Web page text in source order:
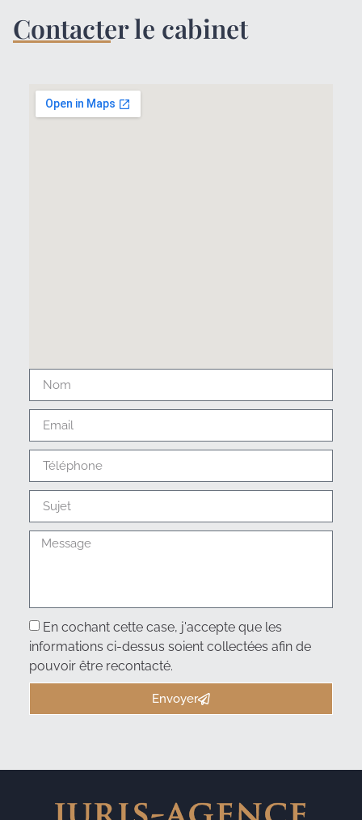
Contacter le cabinet
En cochant cette case, j'accepte que les
informations ci-dessus soient collectées afin de
pouvoir être recontacté.
Envoyer